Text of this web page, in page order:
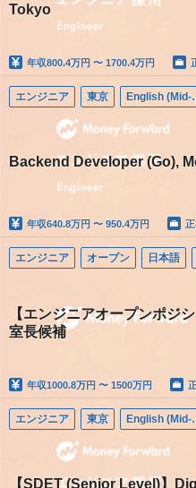
Tokyo
年収800.4万円 〜 1700.4万円
エンジニア 東京
Backend Developer (Go),
年収640.8万円 〜 950.4万円
エンジニア オープン 日本語
【エンジニアオープンポジ
室長候補
年収1000.8万円 〜 1500万円
エンジニア 東京
【SDET (Senior Level)】